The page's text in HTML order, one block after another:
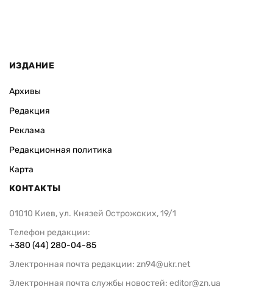
ИЗДАНИЕ
Архивы
Редакция
Реклама
Редакционная политика
Карта
КОНТАКТЫ
01010 Киев, ул. Князей Острожских, 19/1
Телефон редакции:
+380 (44) 280-04-85
Электронная почта редакции: zn94@ukr.net
Электронная почта службы новостей: editor@zn.ua